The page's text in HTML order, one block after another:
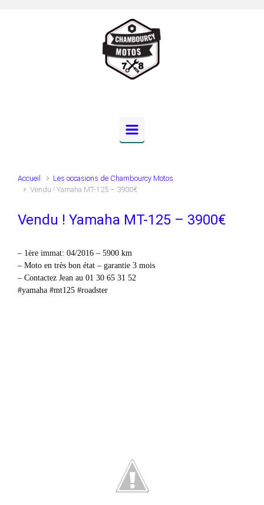
Accueil
Les occasions de Chambourcy Motos
Vendu ! Yamaha MT-125 – 3900€
Vendu ! Yamaha MT-125 – 3900€
– 1ère immat: 04/2016 – 5900 km
– Moto en très bon état – garantie 3 mois
– Contactez Jean au 01 30 65 31 52
#yamaha #mt125 #roadster